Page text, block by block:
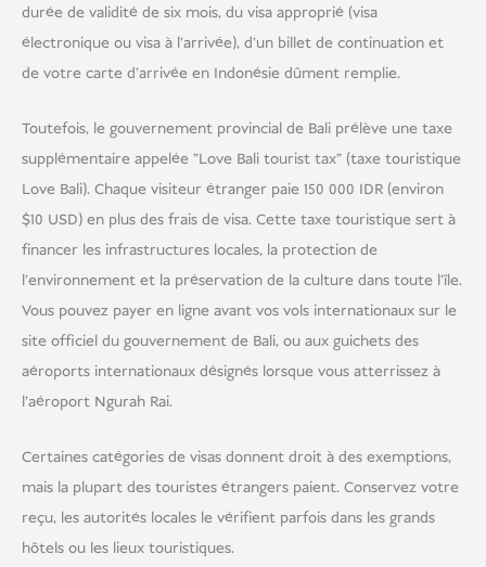
durée de validité de six mois, du visa approprié (visa
électronique ou visa à l'arrivée), d'un billet de continuation et
de votre carte d'arrivée en Indonésie dûment remplie.
Toutefois, le gouvernement provincial de Bali prélève une taxe
supplémentaire appelée "Love Bali tourist tax" (taxe touristique
Love Bali). Chaque visiteur étranger paie 150 000 IDR (environ
$10 USD) en plus des frais de visa. Cette taxe touristique sert à
financer les infrastructures locales, la protection de
l'environnement et la préservation de la culture dans toute l'île.
Vous pouvez payer en ligne avant vos vols internationaux sur le
site officiel du gouvernement de Bali, ou aux guichets des
aéroports internationaux désignés lorsque vous atterrissez à
l'aéroport Ngurah Rai.
Certaines catégories de visas donnent droit à des exemptions,
mais la plupart des touristes étrangers paient. Conservez votre
reçu, les autorités locales le vérifient parfois dans les grands
hôtels ou les lieux touristiques.